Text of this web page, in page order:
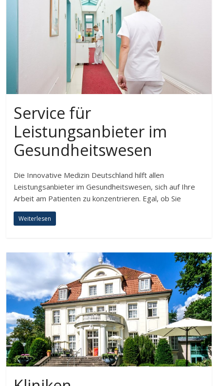
Service für
Leistungsanbieter im
Gesundheitswesen
Die Innovative Medizin Deutschland hilft allen
Leistungsanbieter im Gesundheitswesen, sich auf Ihre
Arbeit am Patienten zu konzentrieren. Egal, ob Sie
Weiterlesen